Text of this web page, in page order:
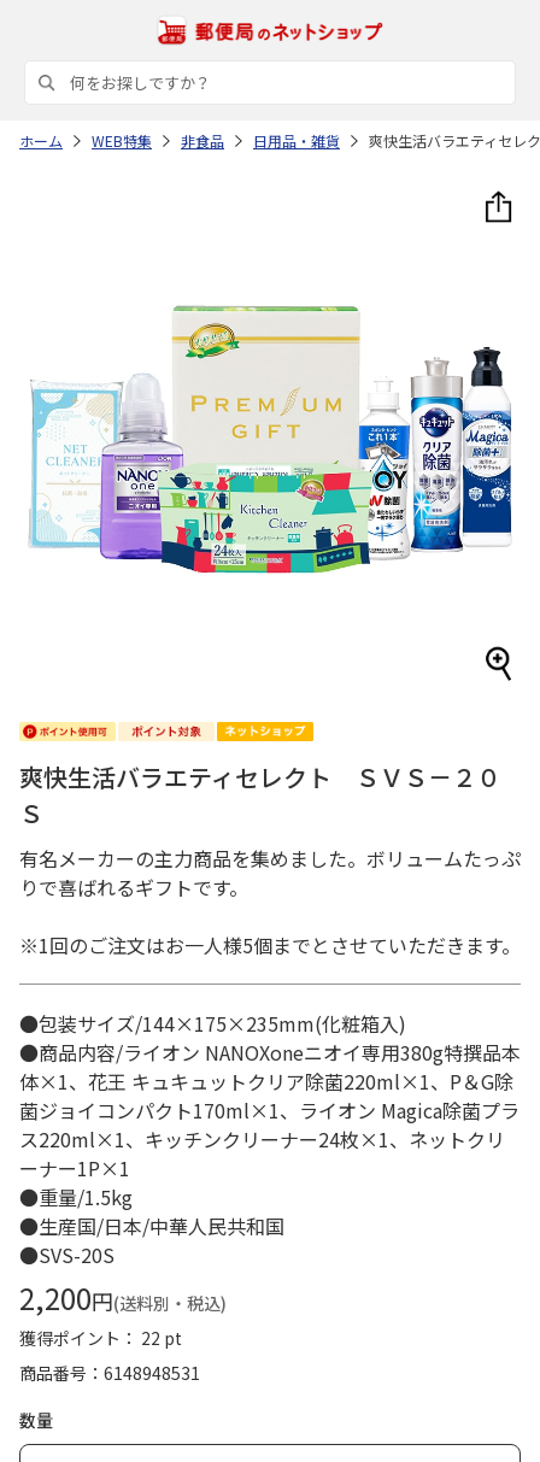
ホーム WEB特集 非食品 日用品・雑貨 爽快生活バラエティセレ
爽快生活バラエティセレクト ＳＶＳ－２０
Ｓ
有名メーカーの主力商品を集めました。ボリュームたっぷ
りで喜ばれるギフトです。
※1回のご注文はお一人様5個までとさせていただきます。
●包装サイズ/144×175×235mm(化粧箱入)
●商品内容/ライオン NANOXoneニオイ専用380g特撰品本
体×1、花王 キュキュットクリア除菌220ml×1、P＆G除
菌ジョイコンパクト170ml×1、ライオン Magica除菌プラ
ス220ml×1、キッチンクリーナー24枚×1、ネットクリ
ーナー1P×1
●重量/1.5kg
●生産国/日本/中華人民共和国
●SVS-20S
2,200円(送料別・税込)
獲得ポイント： 22 pt
商品番号
6148948531
数量